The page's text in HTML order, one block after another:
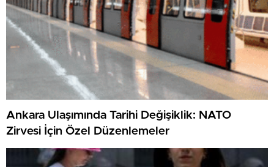
Ankara Ulaşımında Tarihi Değişiklik: NATO
Zirvesi İçin Özel Düzenlemeler